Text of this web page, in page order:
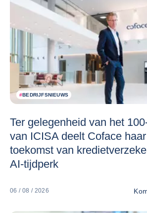
#BEDRIJFSNIEUWS
Ter gelegenheid van het
van ICISA deelt Coface
toekomst van
AI-tijdperk
06 / 08 / 2026